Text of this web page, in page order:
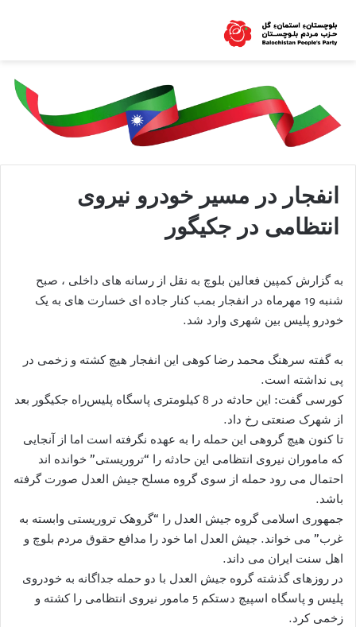
انفجار در مسیر خودرو نیروی
انتظامی در جکیگور
به گزارش کمپین فعالین بلوچ به نقل از رسانه های داخلی ، صبح
شنبه 19 مهرماه در انفجار بمب کنار جاده ای خسارت های به یک
خودرو پلیس بین شهری وارد شد.
به گفته سرهنگ محمد رضا کوهی این انفجار هیچ کشته و زخمی در
پی نداشته است.
کورسی گفت: این حادثه در 8 کیلومتری پاسگاه پلیس‌راه جکیگور بعد
از شهرک صنعتی رخ داد.
تا کنون هیچ گروهی این حمله را به عهده نگرفته است اما از آنجایی
که ماموران نیروی انتظامی این حادثه را “تروریستی” خوانده اند
احتمال می رود حمله از سوی گروه مسلح جیش العدل صورت گرفته
باشد.
جمهوری اسلامی گروه جیش العدل را “گروهک تروریستی وابسته به
غرب” می خواند. جیش العدل اما خود را مدافع حقوق مردم بلوچ و
اهل سنت ایران می داند.
در روزهای گذشته گروه جیش العدل با دو حمله جداگانه به خودروی
پلیس و پاسگاه اسپیچ دستکم 5 مامور نیروی انتظامی را کشته و
زخمی کرد.